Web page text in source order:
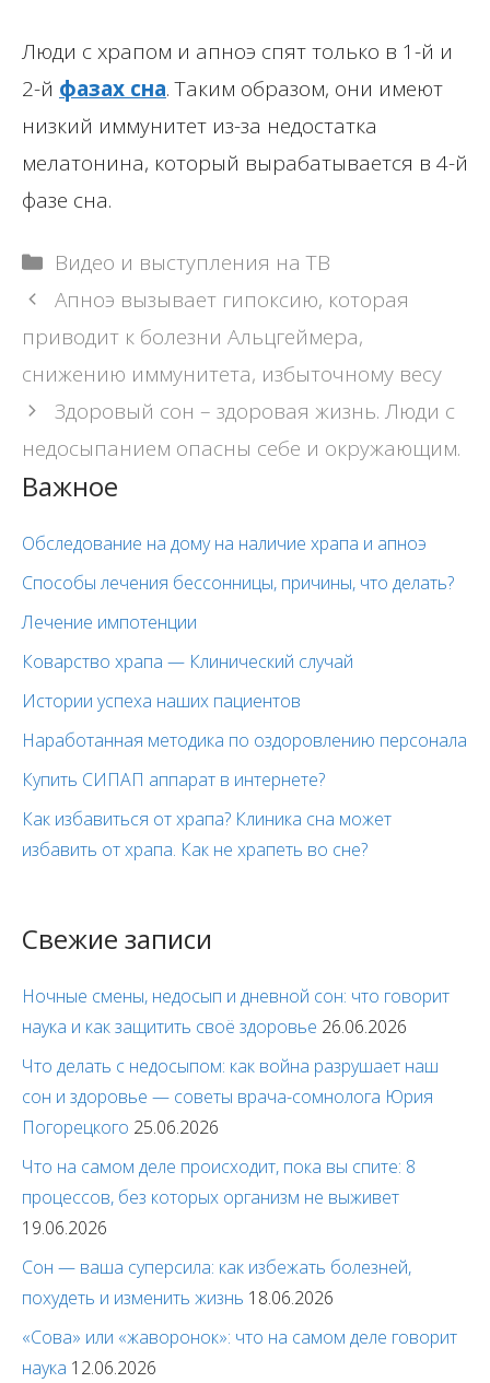
Люди с храпом и апноэ спят только в 1-й и
2-й фазах сна. Таким образом, они имеют
низкий иммунитет из-за недостатка
мелатонина, который вырабатывается в 4-й
фазе сна.
Рубрики
Видео и выступления на ТВ
Навигация
Апноэ вызывает гипоксию, которая
приводит к болезни Альцгеймера,
снижению иммунитета, избыточному весу
Здоровый сон – здоровая жизнь. Люди с
недосыпанием опасны себе и окружающим.
Важное
Обследование на дому на наличие храпа и апноэ
Способы лечения бессонницы, причины, что делать?
Лечение импотенции
Коварство храпа — Клинический случай
Истории успеха наших пациентов
Наработанная методика по оздоровлению персонала
Купить СИПАП аппарат в интернете?
Как избавиться от храпа? Клиника сна может
избавить от храпа. Как не храпеть во сне?
Свежие записи
Ночные смены, недосып и дневной сон: что говорит
наука и как защитить своё здоровье 26.06.2026
Что делать с недосыпом: как война разрушает наш
сон и здоровье — советы врача-сомнолога Юрия
Погорецкого 25.06.2026
Что на самом деле происходит, пока вы спите: 8
процессов, без которых организм не выживет
19.06.2026
Сон — ваша суперсила: как избежать болезней,
похудеть и изменить жизнь 18.06.2026
«Сова» или «жаворонок»: что на самом деле говорит
наука 12.06.2026